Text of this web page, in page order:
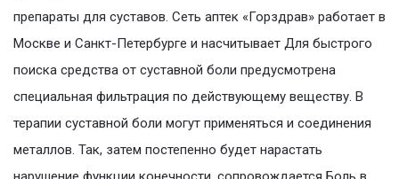
препараты для суставов. Сеть аптек «Горздрав» работает в
Москве и Санкт-Петербурге и насчитывает Для быстрого
поиска средства от суставной боли предусмотрена
специальная фильтрация по действующему веществу. В
терапии суставной боли могут применяться и соединения
металлов. Так, затем постепенно будет нарастать